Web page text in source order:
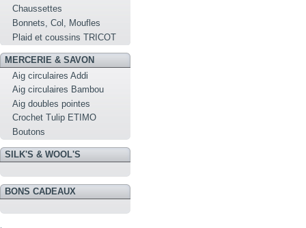
Chaussettes
Bonnets, Col, Moufles
Plaid et coussins TRICOT
MERCERIE & SAVON
Aig circulaires Addi
Aig circulaires Bambou
Aig doubles pointes
Crochet Tulip ETIMO
Boutons
SILK'S & WOOL'S
BONS CADEAUX